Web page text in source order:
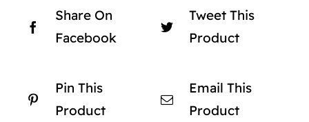
Share On
Facebook
Tweet This
Product
Pin This
Product
Email This
Product